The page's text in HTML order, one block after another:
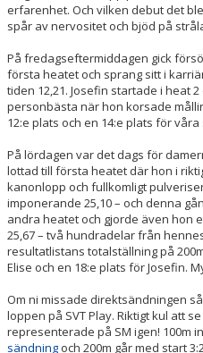
erfarenhet. Och vilken debut det
spår av nervositet och bjöd på
På fredagseftermiddagen gick
första heatet och sprang sitt i
tiden 12,21. Josefin startade i heat
personbästa när hon korsade
12:e plats och en 14:e plats för
På lördagen var det dags för
lottad till första heatet där hon i
kanonlopp och fullkomligt
imponerande 25,10 – och denna
andra heatet och gjorde även hon
25,67 – två hundradelar från
resultatlistans totalställning på
Elise och en 18:e plats för Josefin.
Om ni missade direktsändningen
loppen på SVT Play. Riktigt kul att
representerade på SM igen! 100m
sändning och 200m går med start